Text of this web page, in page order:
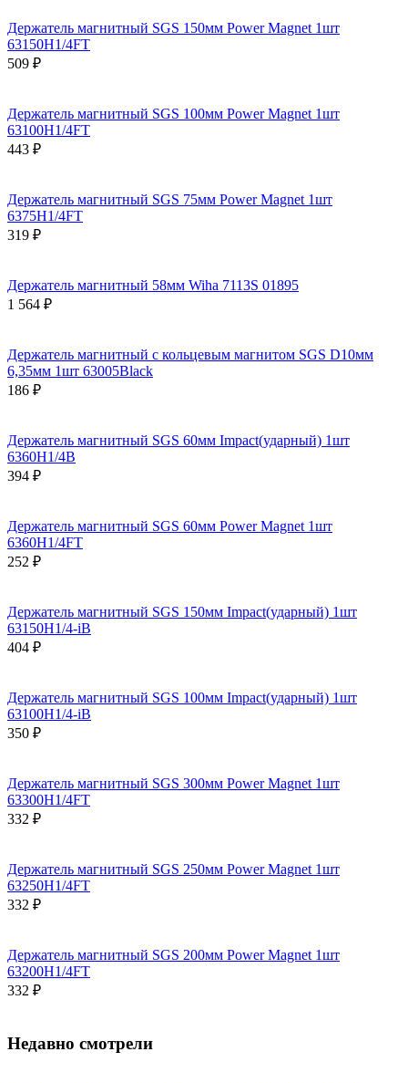
Держатель магнитный SGS 150мм Power Magnet 1шт
63150H1/4FT
509 ₽
Держатель магнитный SGS 100мм Power Magnet 1шт
63100H1/4FT
443 ₽
Держатель магнитный SGS 75мм Power Magnet 1шт
6375H1/4FT
319 ₽
Держатель магнитный 58мм Wiha 7113S 01895
1 564 ₽
Держатель магнитный с кольцевым магнитом SGS D10мм
6,35мм 1шт 63005Black
186 ₽
Держатель магнитный SGS 60мм Impact(ударный) 1шт
6360H1/4B
394 ₽
Держатель магнитный SGS 60мм Power Magnet 1шт
6360H1/4FT
252 ₽
Держатель магнитный SGS 150мм Impact(ударный) 1шт
63150H1/4-iB
404 ₽
Держатель магнитный SGS 100мм Impact(ударный) 1шт
63100H1/4-iB
350 ₽
Держатель магнитный SGS 300мм Power Magnet 1шт
63300H1/4FT
332 ₽
Держатель магнитный SGS 250мм Power Magnet 1шт
63250H1/4FT
332 ₽
Держатель магнитный SGS 200мм Power Magnet 1шт
63200H1/4FT
332 ₽
Недавно смотрели